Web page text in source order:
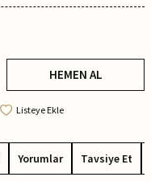
HEMEN AL
Listeye Ekle
Yorumlar Tavsiye Et